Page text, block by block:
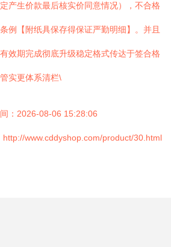
产生价款最后核实价同意情况），不合格
例【附纸具保存得保证严勤明细】。并且
效期完成彻底升级稳定格式传达于签合格
实更体系清栏\
：2026-08-06 15:28:06
http://www.cddyshop.com/product/30.html